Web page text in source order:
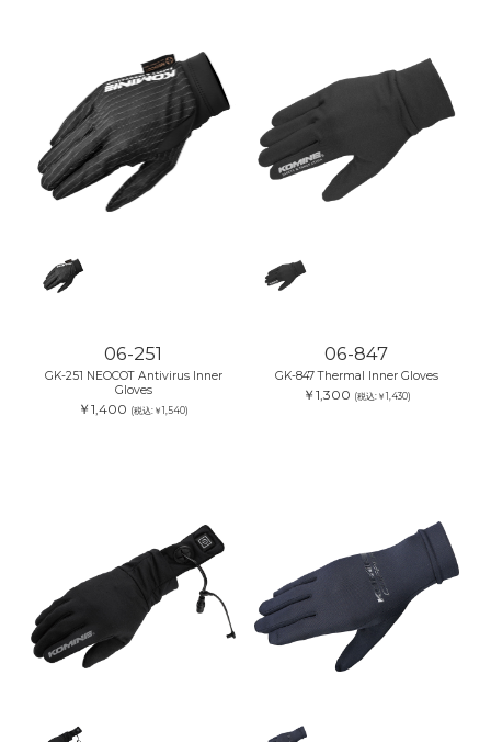
06-251
GK-251 NEOCOT Antivirus Inner
Gloves
￥1,400 (税込:￥1,540)
06-847
GK-847 Thermal Inner Gloves
￥1,300 (税込:￥1,430)